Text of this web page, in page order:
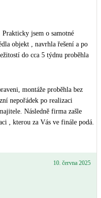
jsem o samotné
objekt , navrhla řešení a po
do cca 5 týdnu proběhla
montáže proběhla bez
nepořádek po realizaci
Následně firma zašle
, kterou za Vás ve finále podá.
10. června 2025